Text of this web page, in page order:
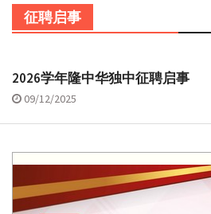
征聘启事
2026学年隆中华独中征聘启事
09/12/2025